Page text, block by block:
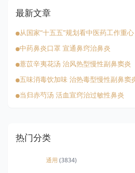
最新文章
从国家“十五五”规划看中医药工作重心
中药鼻炎口罩 宣通鼻窍治鼻炎
薏苡辛夷花汤 治风热型慢性副鼻窦炎
五味消毒饮加味 治热毒型慢性副鼻窦
当归赤芍汤 活血宣窍治过敏性鼻炎
热门分类
通用 (3834)